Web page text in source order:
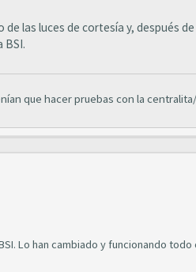
las luces de cortesía y, después
BSI.
que hacer pruebas con la
Lo han cambiado y funcionando